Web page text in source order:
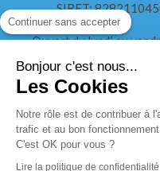
SIRET:
Ouvert du lundi au
Ouvert le samedi de
Continuer sans accepter
Bonjour c'est nous...
Les Cookies
Notre rôle est de contribuer à
trafic et au bon
C'est OK pour vous ?
Lire la politique de confidentialité